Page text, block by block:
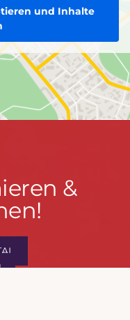
und Inhalte
&